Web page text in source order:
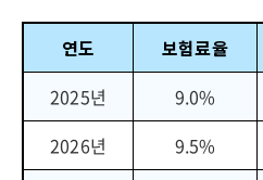
연도 보험료율
2025년
9.0%
2026년
9.5%